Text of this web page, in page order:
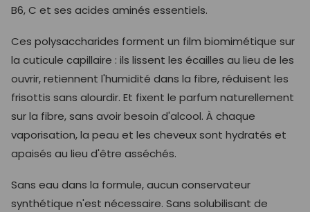
B6, C et ses acides aminés essentiels.
Ces polysaccharides forment un film biomimétique sur
la cuticule capillaire : ils lissent les écailles au lieu de les
ouvrir, retiennent l'humidité dans la fibre, réduisent les
frisottis sans alourdir. Et fixent le parfum naturellement
sur la fibre, sans avoir besoin d'alcool. À chaque
vaporisation, la peau et les cheveux sont hydratés et
apaisés au lieu d'être asséchés.
Sans eau dans la formule, aucun conservateur
synthétique n'est nécessaire. Sans solubilisant de